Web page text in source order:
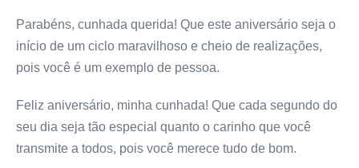
Parabéns, cunhada querida! Que este aniversário seja o
início de um ciclo maravilhoso e cheio de realizações,
pois você é um exemplo de pessoa.
Feliz aniversário, minha cunhada! Que cada segundo do
seu dia seja tão especial quanto o carinho que você
transmite a todos, pois você merece tudo de bom.